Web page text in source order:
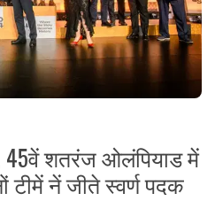
45वें शतरंज ओलंपियाड में
टीमें नें जीते स्वर्ण पदक